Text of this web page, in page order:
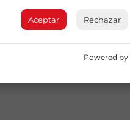
Aceptar Rechazar
Powered by